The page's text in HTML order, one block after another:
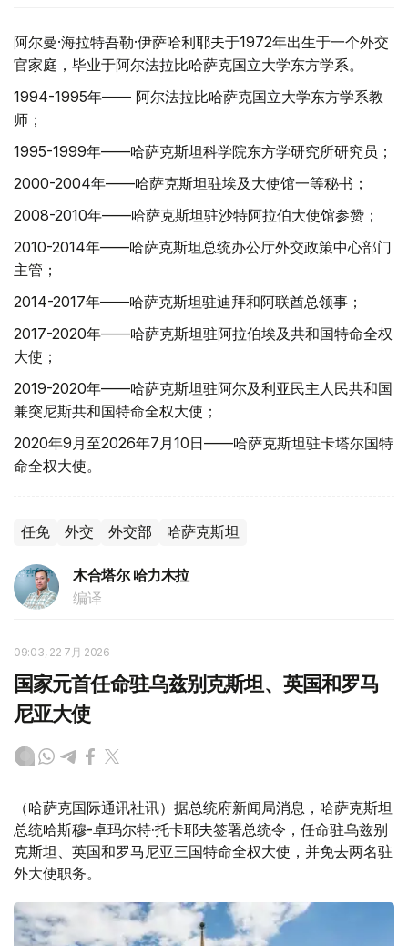
阿尔曼·海拉特吾勒·伊萨哈利耶夫于1972年出生于一个外交
官家庭，毕业于阿尔法拉比哈萨克国立大学东方学系。
1994-1995年—— 阿尔法拉比哈萨克国立大学东方学系教
师；
1995-1999年——哈萨克斯坦科学院东方学研究所研究员；
2000-2004年——哈萨克斯坦驻埃及大使馆一等秘书；
2008-2010年——哈萨克斯坦驻沙特阿拉伯大使馆参赞；
2010-2014年——哈萨克斯坦总统办公厅外交政策中心部门
主管；
2014-2017年——哈萨克斯坦驻迪拜和阿联酋总领事；
2017-2020年——哈萨克斯坦驻阿拉伯埃及共和国特命全权
大使；
2019-2020年——哈萨克斯坦驻阿尔及利亚民主人民共和国
兼突尼斯共和国特命全权大使；
2020年9月至2026年7月10日——哈萨克斯坦驻卡塔尔国特
命全权大使。
任免 外交 外交部 哈萨克斯坦
木合塔尔 哈力木拉
编译
09:03, 22 7月 2026
国家元首任命驻乌兹别克斯坦、英国和罗马
尼亚大使
（哈萨克国际通讯社讯）据总统府新闻局消息，哈萨克斯坦
总统哈斯穆-卓玛尔特·托卡耶夫签署总统令，任命驻乌兹别
克斯坦、英国和罗马尼亚三国特命全权大使，并免去两名驻
外大使职务。